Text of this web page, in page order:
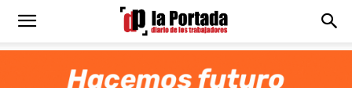
Diario